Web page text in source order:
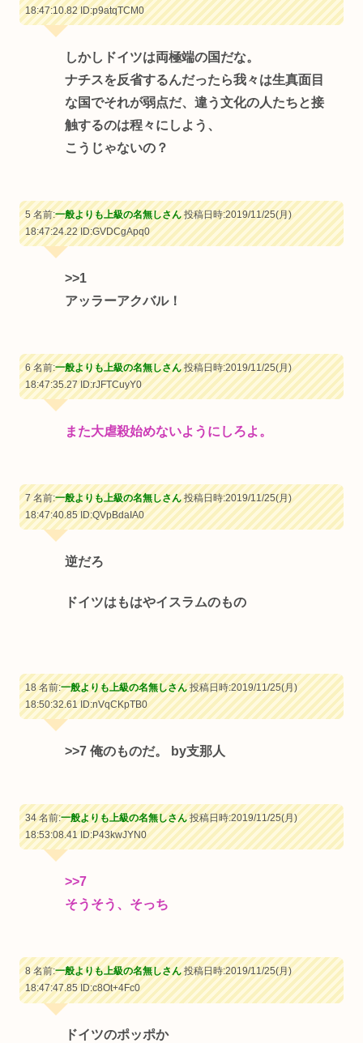
18:47:10.82ID:p9atqTCM0
しかしドイツは両極端の国だな。
ナチスを反省するんだったら我々は生真面目
な国でそれが弱点だ、違う文化の人たちと接
触するのは程々にしよう、
こうじゃないの？
5 名前:一般よりも上級の名無しさん投稿日時:2019/11/25(月)
18:47:24.22ID:GVDCgApq0
>>1
アッラーアクバル！
6 名前:一般よりも上級の名無しさん投稿日時:2019/11/25(月)
18:47:35.27ID:rJFTCuyY0
また大虐殺始めないようにしろよ。
7 名前:一般よりも上級の名無しさん投稿日時:2019/11/25(月)
18:47:40.85ID:QVpBdaIA0
逆だろ
ドイツはもはやイスラムのもの
18 名前:一般よりも上級の名無しさん投稿日時:2019/11/25(月)
18:50:32.61ID:nVqCKpTB0
>>7 俺のものだ。 by支那人
34 名前:一般よりも上級の名無しさん投稿日時:2019/11/25(月)
18:53:08.41ID:P43kwJYN0
>>7
そうそう、そっち
8 名前:一般よりも上級の名無しさん投稿日時:2019/11/25(月)
18:47:47.85ID:c8Ot+4Fc0
ドイツのポッポか